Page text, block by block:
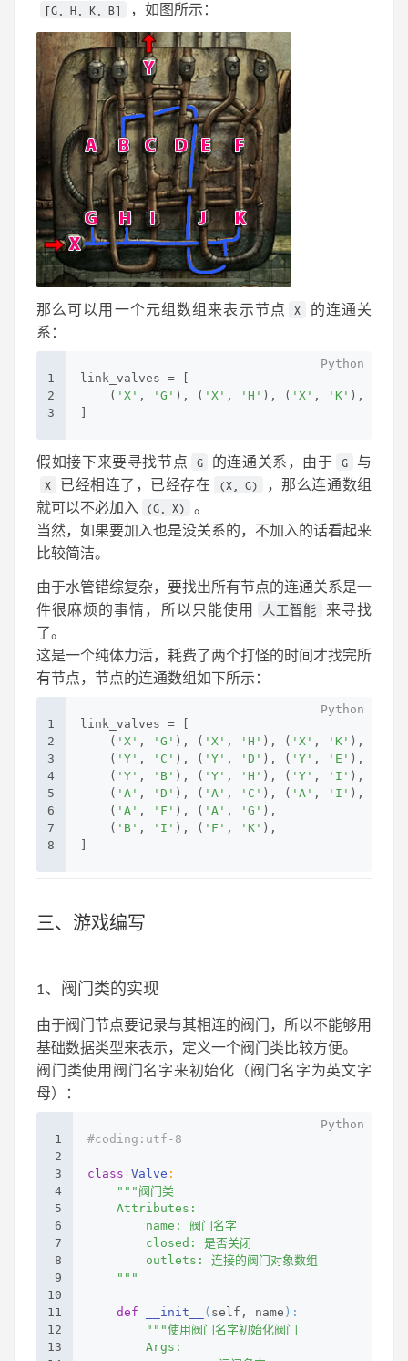
[G, H, K, B] ，如图所示：
那么可以用一个元组数组来表示节点 X
的连通关
系：
1
2
3
link_valves = [
    (
'X' , 'G' ), ( 'X' , 'H' ), ( 'X' , 'K' ), (
假如接下来要寻找节点 G 的连通关系，由于 G 与
X 已经相连了，已经存在 (X, G)
，那么连通数组
就可以不必加入
(G, X)
。
当然，如果要加入也是没关系的，不加入的话看起来
比较简洁。
由于水管错综复杂，要找出所有节点的连通关系是一
件很麻烦的事情，所以只能使用
人工智能
来寻找
了。
这是一个纯体力活，耗费了两个打怪的时间才找完所
有节点，节点的连通数组如下所示：
1
2
3
4
5
6
7
8
link_valves = [
    (
'X' , 'G' ), ( 'X' , 'H' ), ( 'X' , 'K' ), (
    (
'Y' , 'C' ), ( 'Y' , 'D' ), ( 'Y' , 'E' ), (
    (
'Y' , 'B' ), ( 'Y' , 'H' ), ( 'Y' , 'I' ),
    (
'A' , 'D' ), ( 'A' , 'C' ), ( 'A' , 'I' ), (
    (
'A' , 'F' ), ( 'A' , 'G' ),
    (
'B' , 'I' ), ( 'F' , 'K' ),
三、游戏编写
1、阀门类的实现
由于阀门节点要记录与其相连的阀门，所以不能够用
基础数据类型来表示，定义一个阀门类比较方便。
阀门类使用阀门名字来初始化（阀门名字为英文字
母）：
1
2
3
4
5
6
7
8
9
10
11
12
13
#coding:utf-8
class Valve :
"""阀门类
    Attributes:
        name: 阀门名字
        closed: 是否关闭
        outlets: 连接的阀门对象数组
    """
def __init__ ( self, name ):
"""使用阀门名字初始化阀门
        Args: